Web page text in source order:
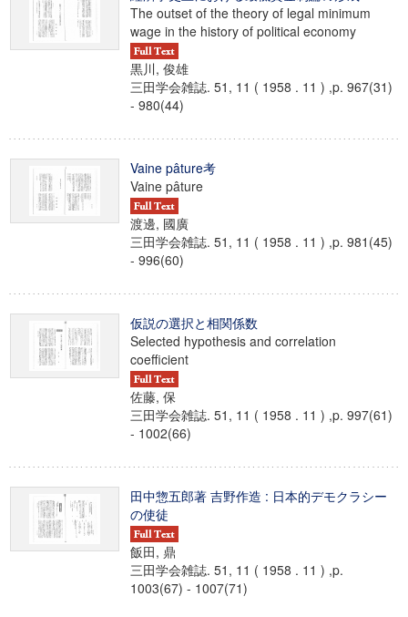
The outset of the theory of legal minimum
wage in the history of political economy
黒川, 俊雄
三田学会雑誌. 51, 11 ( 1958 . 11 ) ,p. 967(31)
- 980(44)
Vaine pâture考
Vaine pâture
渡邊, 國廣
三田学会雑誌. 51, 11 ( 1958 . 11 ) ,p. 981(45)
- 996(60)
仮説の選択と相関係数
Selected hypothesis and correlation
coefficient
佐藤, 保
三田学会雑誌. 51, 11 ( 1958 . 11 ) ,p. 997(61)
- 1002(66)
田中惣五郎著 吉野作造 : 日本的デモクラシー
の使徒
飯田, 鼎
三田学会雑誌. 51, 11 ( 1958 . 11 ) ,p.
1003(67) - 1007(71)